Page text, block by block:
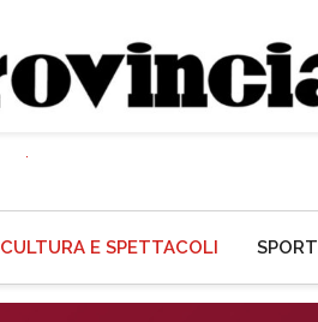
CULTURA E SPETTACOLI SPORT